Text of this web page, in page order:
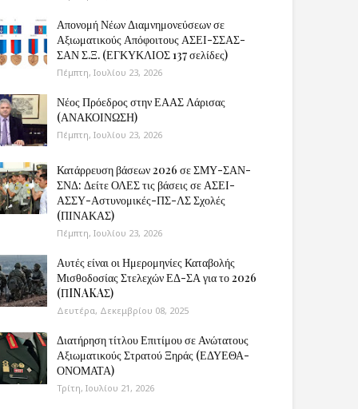
Απονομή Νέων Διαμνημονεύσεων σε
Αξιωματικούς Απόφοιτους ΑΣΕΙ-ΣΣΑΣ-
ΣΑΝ Σ.Ξ. (ΕΓΚΥΚΛΙΟΣ 137 σελίδες)
Πέμπτη, Ιουλίου 23, 2026
Νέος Πρόεδρος στην ΕΑΑΣ Λάρισας
(ΑΝΑΚΟΙΝΩΣΗ)
Πέμπτη, Ιουλίου 23, 2026
Κατάρρευση βάσεων 2026 σε ΣΜΥ-ΣΑΝ-
ΣΝΔ: Δείτε ΟΛΕΣ τις βάσεις σε ΑΣΕΙ-
ΑΣΣΥ-Αστυνομικές-ΠΣ-ΛΣ Σχολές
(ΠΙΝΑΚΑΣ)
Πέμπτη, Ιουλίου 23, 2026
Αυτές είναι οι Ημερομηνίες Καταβολής
Μισθοδοσίας Στελεχών ΕΔ-ΣΑ για το 2026
(ΠINAKAΣ)
Δευτέρα, Δεκεμβρίου 08, 2025
Διατήρηση τίτλου Επιτίμου σε Ανώτατους
Αξιωματικούς Στρατού Ξηράς (ΕΔΥΕΘΑ-
ΟΝΟΜΑΤΑ)
Τρίτη, Ιουλίου 21, 2026